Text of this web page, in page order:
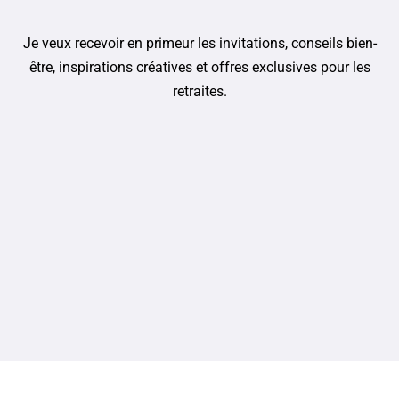
Je veux recevoir en primeur les invitations, conseils bien-
être, inspirations créatives et offres exclusives pour les
retraites.